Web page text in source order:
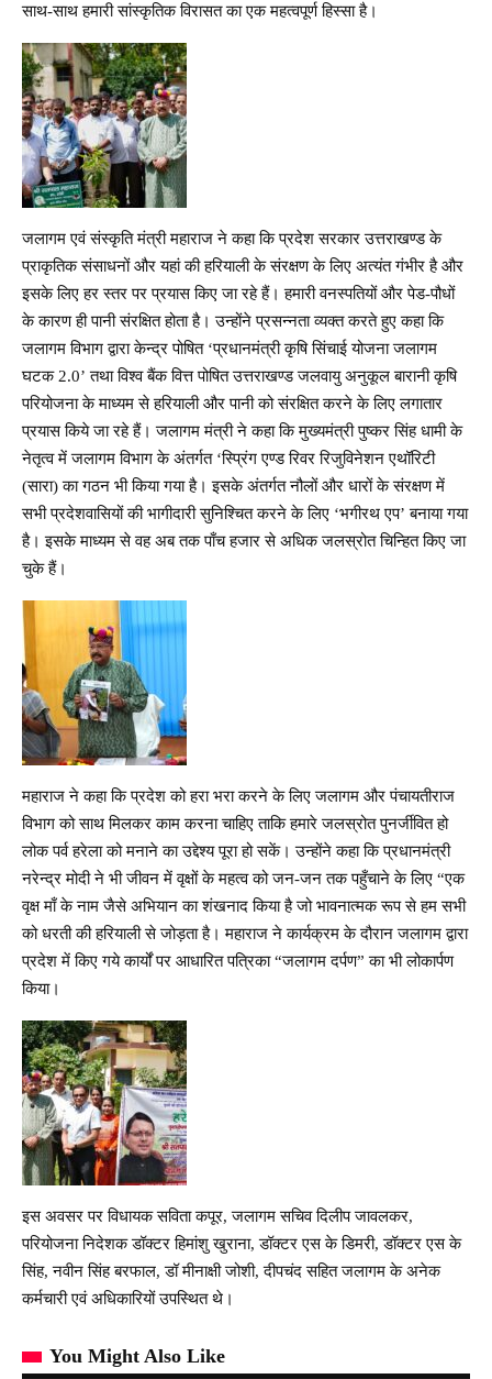
साथ-साथ हमारी सांस्कृतिक विरासत का एक महत्वपूर्ण हिस्सा है।
जलागम एवं संस्कृति मंत्री महाराज ने कहा कि प्रदेश सरकार उत्तराखण्ड के
प्राकृतिक संसाधनों और यहां की हरियाली के संरक्षण के लिए अत्यंत गंभीर है और
इसके लिए हर स्तर पर प्रयास किए जा रहे हैं। हमारी वनस्पतियों और पेड-पौधों
के कारण ही पानी संरक्षित होता है। उन्होंने प्रसन्नता व्यक्त करते हुए कहा कि
जलागम विभाग द्वारा केन्द्र पोषित ‘प्रधानमंत्री कृषि सिंचाई योजना जलागम
घटक 2.0’ तथा विश्व बैंक वित्त पोषित उत्तराखण्ड जलवायु अनुकूल बारानी कृषि
परियोजना के माध्यम से हरियाली और पानी को संरक्षित करने के लिए लगातार
प्रयास किये जा रहे हैं। जलागम मंत्री ने कहा कि मुख्यमंत्री पुष्कर सिंह धामी के
नेतृत्व में जलागम विभाग के अंतर्गत ‘स्प्रिंग एण्ड रिवर रिजुविनेशन एथॉरिटी
(सारा) का गठन भी किया गया है। इसके अंतर्गत नौलों और धारों के संरक्षण में
सभी प्रदेशवासियों की भागीदारी सुनिश्चित करने के लिए ‘भगीरथ एप’ बनाया गया
है। इसके माध्यम से वह अब तक पाँच हजार से अधिक जलस्रोत चिन्हित किए जा
चुके हैं।
महाराज ने कहा कि प्रदेश को हरा भरा करने के लिए जलागम और पंचायतीराज
विभाग को साथ मिलकर काम करना चाहिए ताकि हमारे जलस्रोत पुनर्जीवित हो
लोक पर्व हरेला को मनाने का उद्देश्य पूरा हो सकें। उन्होंने कहा कि प्रधानमंत्री
नरेन्द्र मोदी ने भी जीवन में वृक्षों के महत्व को जन-जन तक पहुँचाने के लिए “एक
वृक्ष माँ के नाम जैसे अभियान का शंखनाद किया है जो भावनात्मक रूप से हम सभी
को धरती की हरियाली से जोड़ता है। महाराज ने कार्यक्रम के दौरान जलागम द्वारा
प्रदेश में किए गये कार्यों पर आधारित पत्रिका “जलागम दर्पण” का भी लोकार्पण
किया।
इस अवसर पर विधायक सविता कपूर, जलागम सचिव दिलीप जावलकर,
परियोजना निदेशक डॉक्टर हिमांशु खुराना, डॉक्टर एस के डिमरी, डॉक्टर एस के
सिंह, नवीन सिंह बरफाल, डॉ मीनाक्षी जोशी, दीपचंद सहित जलागम के अनेक
कर्मचारी एवं अधिकारियों उपस्थित थे।
You Might Also Like